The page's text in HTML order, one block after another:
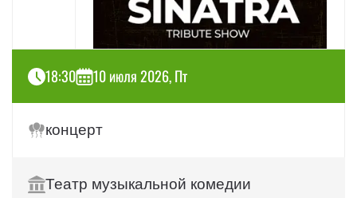
18:30 10 июля 2026, Пт
концерт
Театр музыкальной комедии